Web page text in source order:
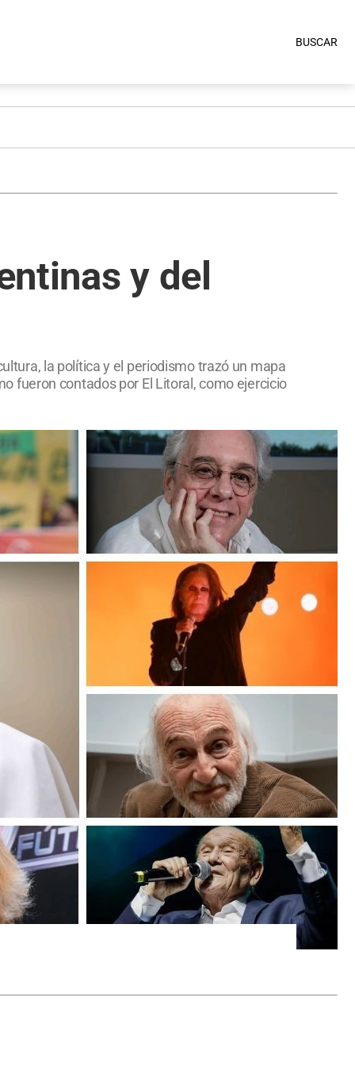
BUSCAR
y del
la política y el periodismo trazó un mapa
fueron contados por El Litoral, como ejercicio